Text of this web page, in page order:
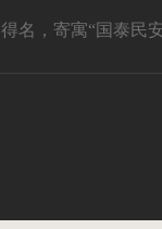
名，寄寓“国泰民